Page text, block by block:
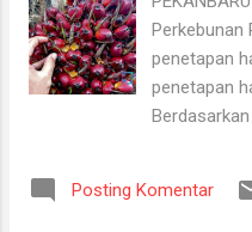
sudah
Namun,
juga dirinya
harus
kebocoran
Perkebunan
penetapan
penetapan
harga baru
Posting Komentar